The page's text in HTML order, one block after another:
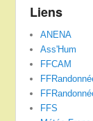
Liens
ANENA
Ass'Hum
FFCAM
FFS